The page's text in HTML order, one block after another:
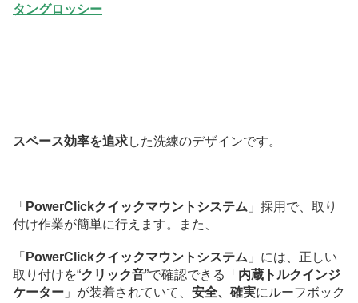
タングロッシー
スペース効率を追求した洗練のデザインです。
「 PowerClickクイックマウントシステム 」採用で、取り
付け作業が簡単に行えます。
また、
「 PowerClickクイックマウントシステム 」には、正しい
取り付けを“クリック音”で確認できる「 内蔵トルクインジ
ケーター 」が装着されていて、 安全、確実にルーフボック